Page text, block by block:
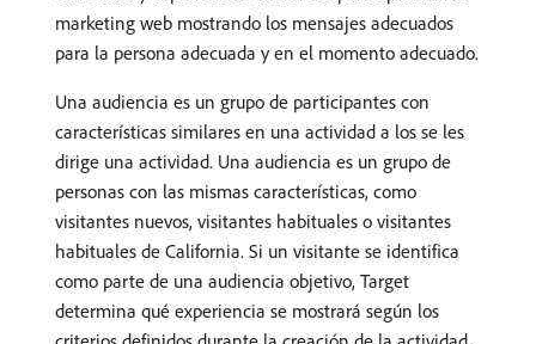
marketing web mostrando los mensajes adecuados
para la persona adecuada y en el momento adecuado.
Una audiencia es un grupo de participantes con
características similares en una actividad a los se les
dirige una actividad. Una audiencia es un grupo de
personas con las mismas características, como
visitantes nuevos, visitantes habituales o visitantes
habituales de California. Si un visitante se identifica
como parte de una audiencia objetivo, Target
determina qué experiencia se mostrará según los